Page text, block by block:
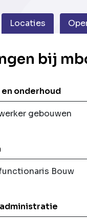
Locaties
bij
onderhoud
gebouwen
Bouw